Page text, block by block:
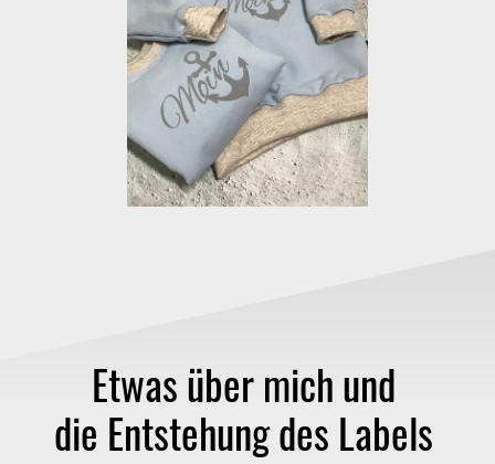
Etwas über mich und
die Entstehung des Labels